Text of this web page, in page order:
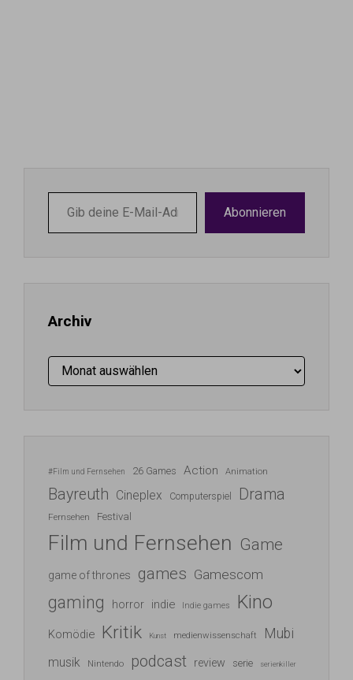
deine
E-
Abonnieren
Archiv
Archiv
#Film und Fernsehen 26 Games Action Animation
Bayreuth Cineplex Computerspiel Drama
Fernsehen Festival
Film und Fernsehen Game
game of thrones games Gamescom
gaming horror indie Indie games Kino
Komödie Kritik Kunst medienwissenschaft Mubi
musik Nintendo podcast review serie serienkiller